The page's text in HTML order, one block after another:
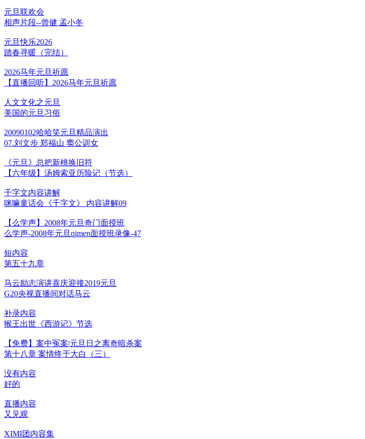
元旦联欢会
相声片段--曾健 孟小冬
元旦快乐2026
踏春寻暖（完结）
2026马年元旦祈愿
【直播回听】2026马年元旦祈愿
人文文化之元旦
美国的元旦习俗
20090102哈哈笑元旦精品演出
07.刘文步 郑福山 窦公训女
《元旦》总把新桃换旧符
【六年级】汤姆索亚历险记（节选）
千字文内容讲解
咪嘛童话会《千字文》 内容讲解09
【么学声】2008年元旦奇门面授班
么学声-2008年元旦qimen面授班录像-47
短内容
第五十九章
马云励志演讲喜庆迎接2019元旦
G20央视直播间对话马云
补录内容
猴王出世《西游记》节选
【免费】案中冤案|元旦日之离奇暗杀案
第十八章 案情终于大白（三）
没有内容
好的
直播内容
又见观
XIMI团内容集